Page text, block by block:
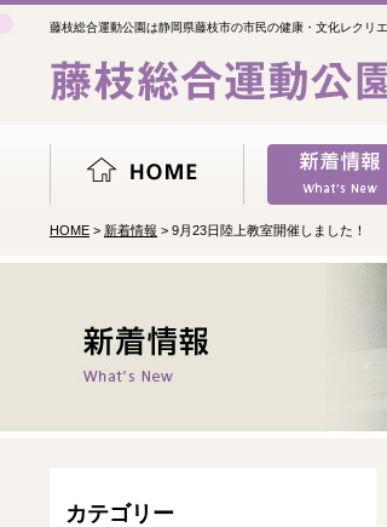
藤枝総合運動公園は静岡県藤枝市の市民の健康・文化レクリ
HOME > 新着情報 > 9月23日陸上教室開催しました！
カテゴリー